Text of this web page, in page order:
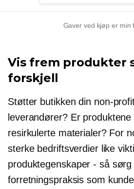
Gaver ved kjøp er min
Vis frem produkter
forskjell
Støtter butikken din non-
leverandører? Er
resirkulerte materialer? For
sterke bedriftsverdier like
produktegenskaper - så
forretningspraksis som